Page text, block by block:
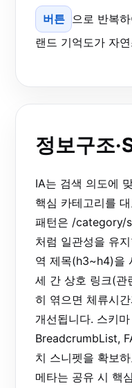
버튼 으로 반복
랜드 기억도가 자
정보구조
IA는 검색 의도에
핵심 카테고리를
패턴은 /category/
처럼 일관성을 유
역 제목(h3~h4)을
세 간 상호 링크(관
히 엮으면 체류시
개선됩니다. 스키
BreadcrumbList,
치 스니펫을 확보
메타는 공유 시 핵